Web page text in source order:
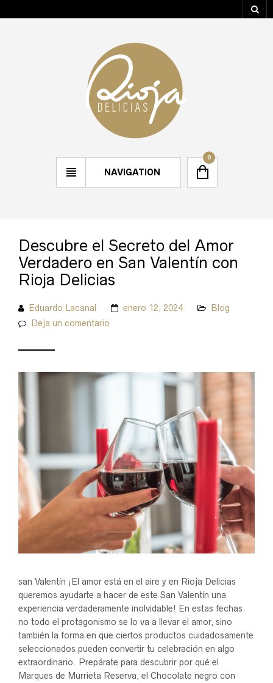
NAVIGATION
0
Descubre el Secreto del Amor
Verdadero en San Valentín con
Rioja Delicias
Eduardo Lacanal enero 12, 2024
Blog
Deja un comentario
san Valentín ¡El amor está en el aire y en Rioja Delicias
queremos ayudarte a hacer de este San Valentín una
experiencia verdaderamente inolvidable! En estas fechas
no todo el protagonismo se lo va a llevar el amor, sino
también la forma en que ciertos productos cuidadosamente
seleccionados pueden convertir tu celebración en algo
extraordinario. Prepárate para descubrir por qué el
Marques de Murrieta Reserva, el Chocolate negro con